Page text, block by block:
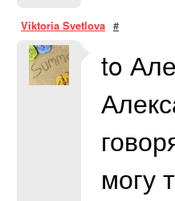
Viktoria Svetlova #
to
могу